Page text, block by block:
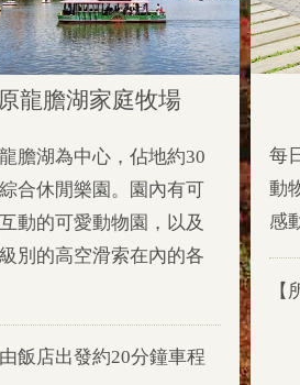
龍膽湖家庭牧場
膽湖為中心，佔地約30
合休閒樂園。園內有可
動的可愛動物園，以及
別的高空滑索在內的各
飯店出發約20分鐘車程
每
動
感